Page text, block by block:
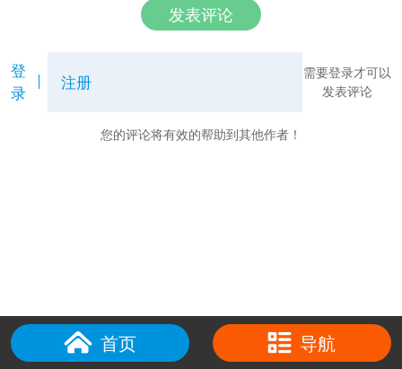
发表评论
登
录
注册
需要登录才可以
发表评论
您的评论将有效的帮助到其他作者！
首页 导航